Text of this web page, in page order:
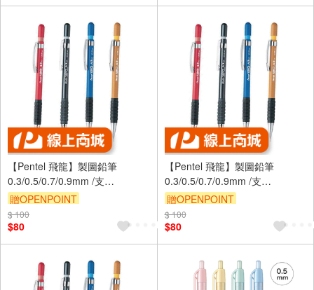
【Pentel 飛龍】製圖鉛筆
0.3/0.5/0.7/0.9mm /支
A313/5/7/9 - A315 0.5mm
贈OPENPOINT
$ 100
$80
【Pentel 飛龍】製圖鉛筆
0.3/0.5/0.7/0.9mm /支
A313/5/7/9 - A317 0.7mm
贈OPENPOINT
$ 100
$80